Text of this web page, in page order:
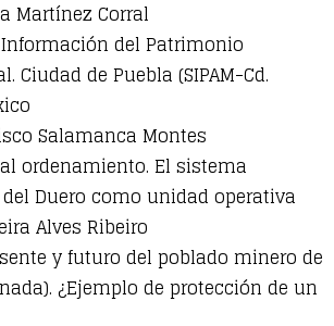
Martínez Corral
del Patrimonio
Ciudad de Puebla (SIPAM-Cd.
Salamanca Montes
ordenamiento. El sistema
Duero como unidad operativa
Alves Ribeiro
y futuro del poblado minero de
¿Ejemplo de protección de un